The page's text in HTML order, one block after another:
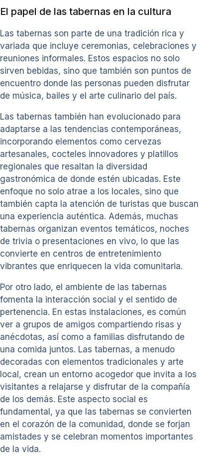
El papel de las tabernas en la cultura
Las tabernas son parte de una tradición rica y
variada que incluye ceremonias, celebraciones y
reuniones informales. Estos espacios no solo
sirven bebidas, sino que también son puntos de
encuentro donde las personas pueden disfrutar
de música, bailes y el arte culinario del país.
Las tabernas también han evolucionado para
adaptarse a las tendencias contemporáneas,
incorporando elementos como cervezas
artesanales, cocteles innovadores y platillos
regionales que resaltan la diversidad
gastronómica de donde estén ubicadas. Este
enfoque no solo atrae a los locales, sino que
también capta la atención de turistas que buscan
una experiencia auténtica. Además, muchas
tabernas organizan eventos temáticos, noches
de trivia o presentaciones en vivo, lo que las
convierte en centros de entretenimiento
vibrantes que enriquecen la vida comunitaria.
Por otro lado, el ambiente de las tabernas
fomenta la interacción social y el sentido de
pertenencia. En estas instalaciones, es común
ver a grupos de amigos compartiendo risas y
anécdotas, así como a familias disfrutando de
una comida juntos. Las tabernas, a menudo
decoradas con elementos tradicionales y arte
local, crean un entorno acogedor que invita a los
visitantes a relajarse y disfrutar de la compañía
de los demás. Este aspecto social es
fundamental, ya que las tabernas se convierten
en el corazón de la comunidad, donde se forjan
amistades y se celebran momentos importantes
de la vida.